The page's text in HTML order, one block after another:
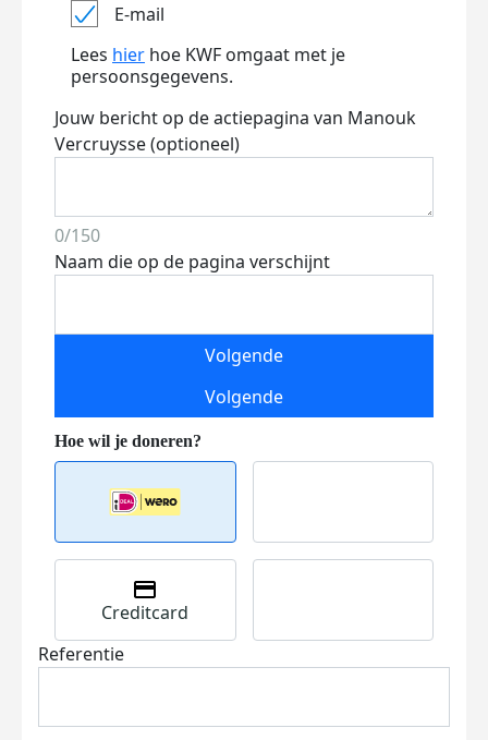
E-mail
Lees hier hoe KWF omgaat met je
persoonsgegevens.
Jouw bericht op de actiepagina van Manouk
Vercruysse (optioneel)
0/150
Naam die op de pagina verschijnt
Volgende
Volgende
Creditcard
Referentie